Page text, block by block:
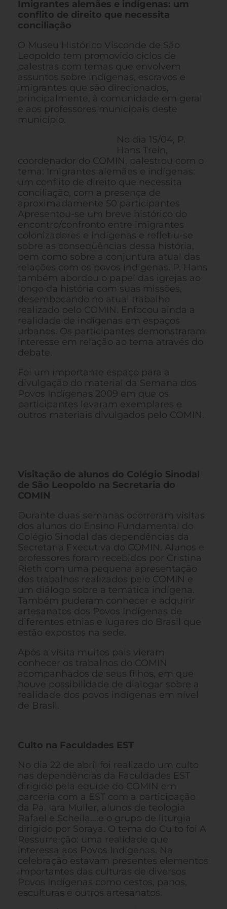
Imigrantes alemães e indígenas: um
conflito de direito que necessita
conciliação
O Museu Histórico Visconde de São
Leopoldo tem promovido ciclos de
palestras com temas que envolvem
assuntos sobre indígenas, escravos e
imigrantes que são direcionados,
principalmente, à comunidade em geral
e aos professores municipais deste
município.
No dia 15/04, P.
Hans Trein,
coordenador do COMIN, palestrou com o
tema: Imigrantes alemães e indígenas:
um conflito de direito que necessita
conciliação, com a presença de
aproximadamente 50 participantes
Apresentou-se um breve histórico do
encontro/confronto entre imigrantes
colonizadores e indígenas e refletiu-se
sobre as conseqüências dessa história,
bem como sobre a conjuntura atual das
relações com os povos indígenas. P. Hans
também abordou o papel das igrejas ao
longo da história com suas missões,
desembocando no atual trabalho
realizado pelo COMIN. Enfocou ainda a
realidade de indígenas em espaços
urbanos. Os participantes demonstraram
interesse em relação ao tema através do
debate.
Foi um importante espaço para a
divulgação do material da Semana dos
Povos Indígenas 2009 em que os
participantes levaram exemplares e
outros materiais divulgados pelo COMIN.
Visitação de alunos do Colégio Sinodal
de São Leopoldo na Secretaria do
COMIN
Durante duas semanas ocorreram visitas
dos alunos do Ensino Fundamental do
Colégio Sinodal das dependências da
Secretaria Executiva do COMIN. Alunos e
professores foram recebidos por Cristina
Rieth com uma pequena apresentação
dos trabalhos realizados pelo COMIN e
um diálogo sobre a temática indígena.
Também puderam conhecer e adquirir
artesanatos dos Povos Indígenas de
diferentes etnias e lugares do Brasil que
estão expostos na sede.
Após a visita muitos pais vieram
conhecer os trabalhos do COMIN
acompanhados de seus filhos, em que
houve possibilidade de dialogar sobre a
realidade dos povos indígenas em nível
de Brasil.
Culto na Faculdades EST
No dia 22 de abril foi realizado um culto
nas dependências da Faculdades EST
dirigido pela equipe do COMIN em
parceria com a EST com a participação
da Pa. Iara Muller, alunos de teologia
Rafael e Scheila….e o grupo de liturgia
dirigido por Soraya. O tema do Culto foi A
Ressurreição: uma realidade que
interessa aos Povos Indígenas. Na
celebração estavam presentes elementos
importantes das culturas de diversos
Povos Indígenas como cestos, panos,
esculturas e outros artesanatos.